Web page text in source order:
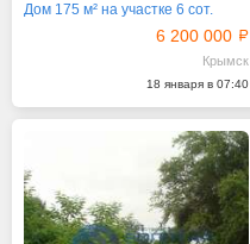
Дом 175 м² на участке 6 сот.
6 200 000
Крымск
18 января в 07:40